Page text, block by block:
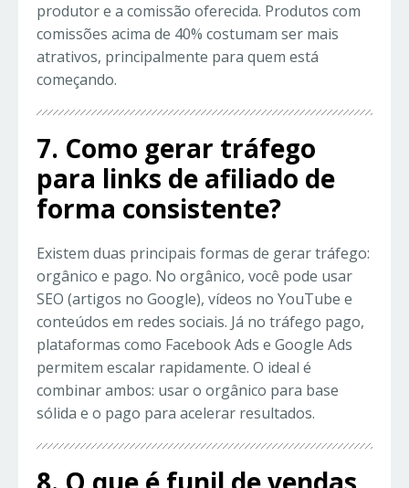
produtor e a comissão oferecida. Produtos com
comissões acima de 40% costumam ser mais
atrativos, principalmente para quem está
começando.
7. Como gerar tráfego
para links de afiliado de
forma consistente?
Existem duas principais formas de gerar tráfego:
orgânico e pago. No orgânico, você pode usar
SEO (artigos no Google), vídeos no YouTube e
conteúdos em redes sociais. Já no tráfego pago,
plataformas como Facebook Ads e Google Ads
permitem escalar rapidamente. O ideal é
combinar ambos: usar o orgânico para base
sólida e o pago para acelerar resultados.